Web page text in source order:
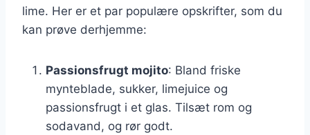
lime. Her er et par populære opskrifter, som du
kan prøve derhjemme:
Passionsfrugt mojito: Bland friske
mynteblade, sukker, limejuice og
passionsfrugt i et glas. Tilsæt rom og
sodavand, og rør godt.